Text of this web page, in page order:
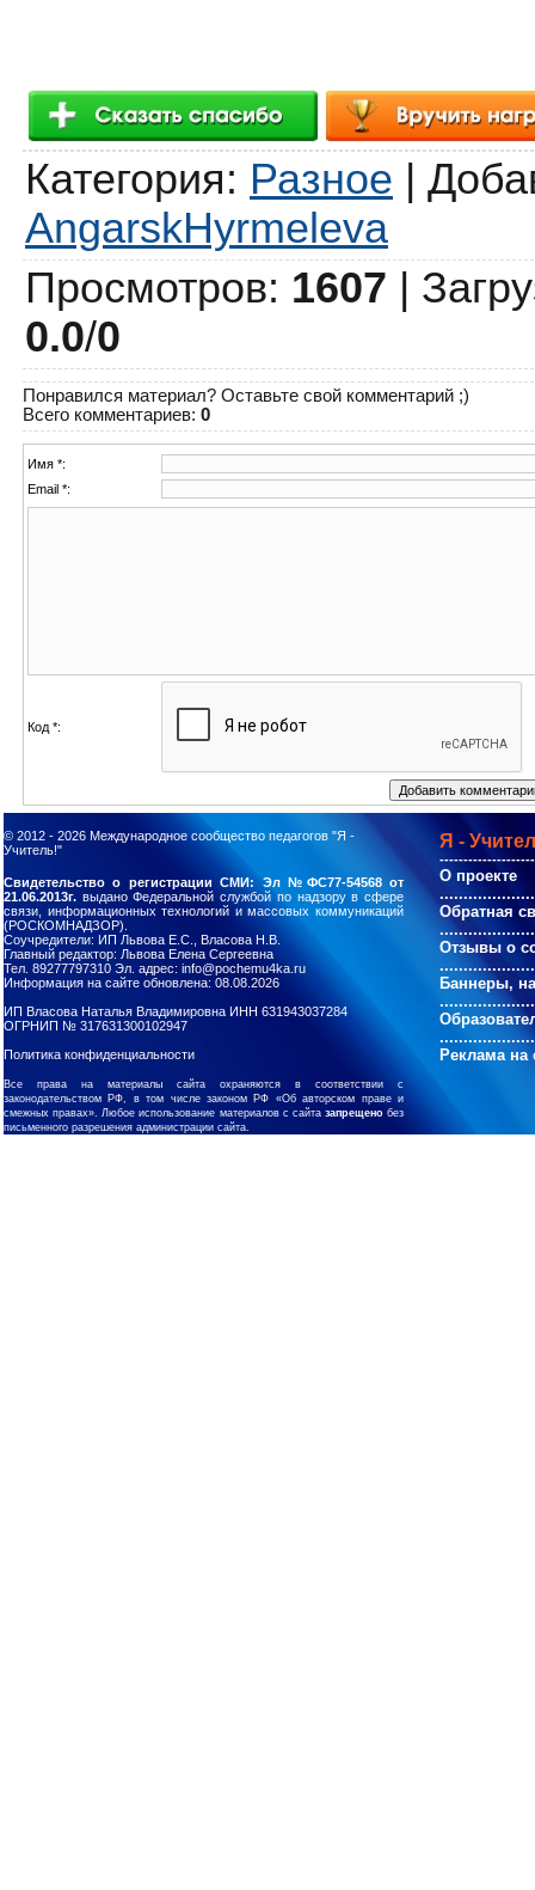
Категория: Разное |
AngarskHyrmeleva
Просмотров: 1607 |
0.0/0
Понравился материал? Оставьте свой комментарий ;)
Всего комментариев: 0
Имя *:
Email *:
Код *:
© 2012 - 2026 Международное сообщество педагогов "Я -
Учитель!"
Я -
О проекте
Обратная
Отзывы о
Баннеры,
Реклама на
Свидетельство о регистрации СМИ: Эл №ФС77-54568 от
21.06.2013г. выдано Федеральной службой по надзору в сфере
связи, информационных технологий и массовых коммуникаций
(РОСКОМНАДЗОР).
Соучредители: ИП Львова Е.С., Власова Н.В.
Главный редактор: Львова Елена Сергеевна
Тел. 89277797310 Эл. адрес: info@pochemu4ka.ru
Информация на сайте обновлена: 08.08.2026
ИП Власова Наталья Владимировна ИНН 631943037284
ОГРНИП № 317631300102947
Политика конфиденциальности
Все права на материалы сайта охраняются в соответствии с
законодательством РФ, в том числе законом РФ «Об авторском праве и
смежных правах». Любое использование материалов с сайта запрещенобез
письменного разрешения администрации сайта.